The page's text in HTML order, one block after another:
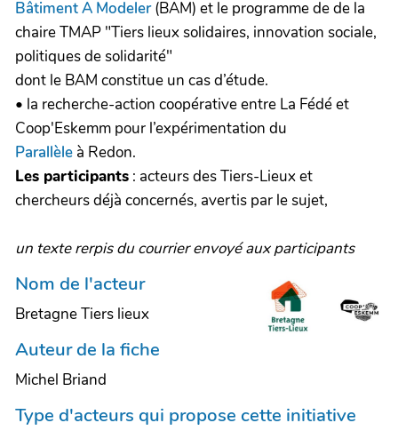
Bâtiment A Modeler(BAM) et le programme de de la
chaire TMAP "Tiers lieux solidaires, innovation sociale,
politiques de solidarité"
dont le BAM constitue un cas d’étude.
• la recherche-action coopérative entre La Fédé et
Coop'Eskemm pour l’expérimentation du
Parallèle à Redon.
Les participants : acteurs des Tiers-Lieux et
chercheurs déjà concernés, avertis par le sujet,
un texte rerpis du courrier envoyé aux participants
Nom de l'acteur
Bretagne Tiers lieux
Auteur de la fiche
Michel Briand
Type d'acteurs qui propose cette initiative